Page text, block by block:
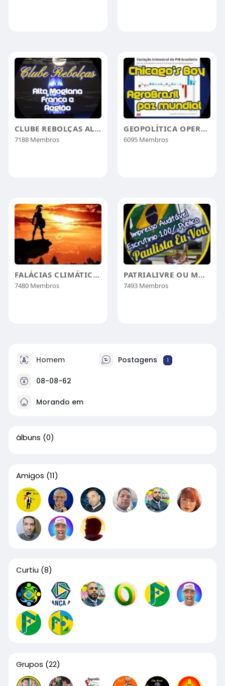
CLUBE REBOLÇAS ALTA MOGIANA
7188 Membros
GEOPOLÍTICA OPERAÇÃOAGROBRASILPAZMUNDIAL
6095 Membros
FALÁCIAS CLIMÁTICAS O ENGODO MUNDIAL
7480 Membros
PATRIALIVRE OU MORRER PELO BRASIL
7493 Membros
Homem Postagens 1
08-08-62
Morando em
álbuns (0)
Amigos (11)
Curtiu (8)
Grupos (22)